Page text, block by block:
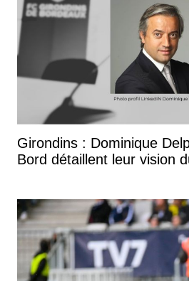
Girondins : Dominique
Bord détaillent leur vision